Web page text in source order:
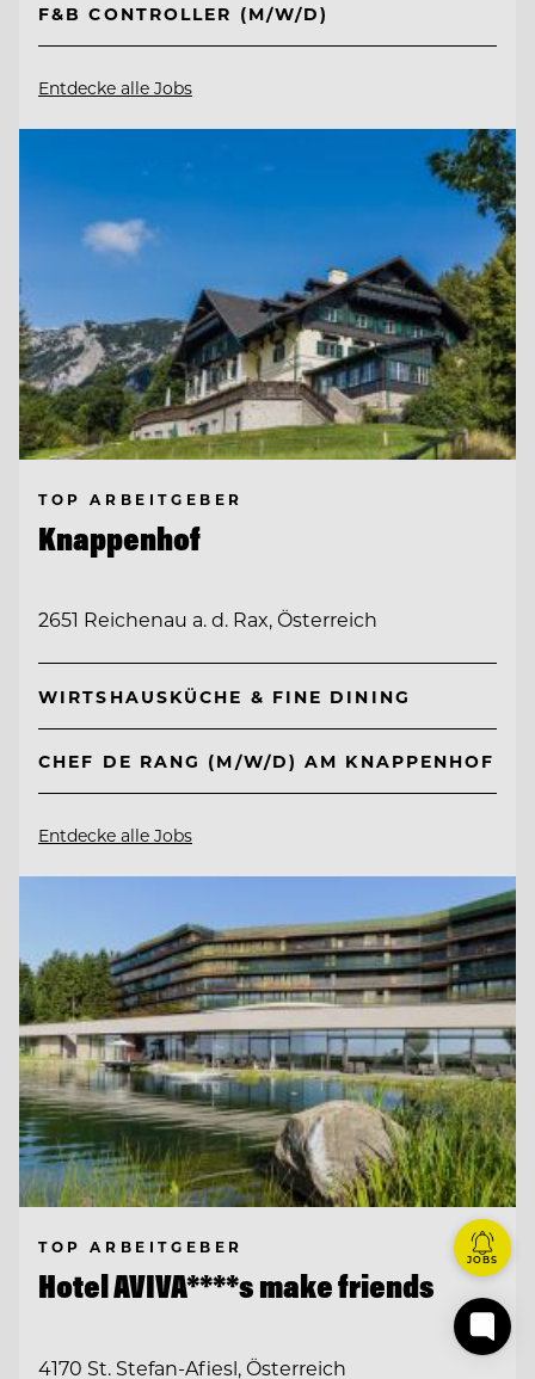
F&B CONTROLLER (M/W/D)
Entdecke alle Jobs
TOP ARBEITGEBER
Knappenhof
2651 Reichenau a. d. Rax, Österreich
WIRTSHAUSKÜCHE & FINE DINING
CHEF DE RANG (M/W/D) AM KNAPPENHOF
Entdecke alle Jobs
TOP ARBEITGEBER
Hotel AVIVA****s make friends
4170 St. Stefan-Afiesl, Österreich
JOBS